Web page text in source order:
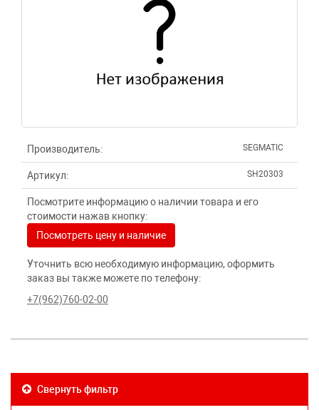
Производитель: SEGMATIC
Артикул: SH20303
Посмотрите информацию о наличии товара и его
стоимости нажав кнопку:
Посмотреть цену и наличие
Уточнить всю необходимую информацию, оформить
заказ вы также можете по телефону:
+7(962)760-02-00
Свернуть фильтр